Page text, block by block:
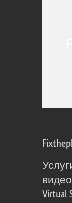
видео
Virtual